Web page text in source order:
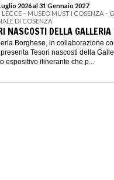
2026 al 31 Gennaio 2027
| LECCE – MUSEO MUST I COSENZA –
DI COSENZA
NASCOSTI DELLA GALLERIA
Borghese, in collaborazione
Tesori nascosti della
espositivo itinerante che p...